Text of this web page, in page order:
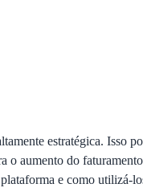
estratégica. Isso
aumento do
e como utilizá-